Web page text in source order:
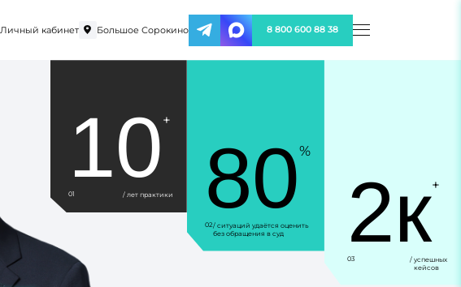
Личный кабинет Большое Сорокино 8 800 600 88 38
10 +
01 / лет практики 80%
02/ ситуаций удаётся оценить
без обращения в суд
2к+
03
/ успешных
кейсов